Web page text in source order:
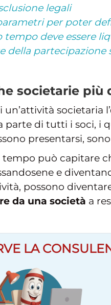
legali
per poter
deve essere
della partecipazione
societarie più
un’attività
parte di tutti i soci, i
presentarsi,
tempo può capitare
e
possono
da una società a
LA